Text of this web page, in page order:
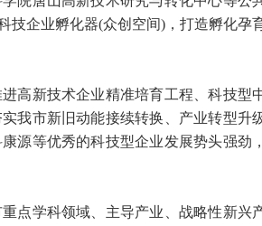
技企业孵化器(众创空间)，打造孵化孕
新技术企业精准培育工程、科技型
我市新旧动能接续转换、产业转型升
源等优秀的科技型企业发展势头强劲，
点学科领域、主导产业、战略性新兴